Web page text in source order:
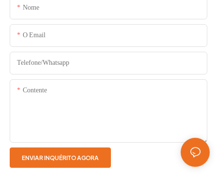
Nome
O Email
Telefone/whatsapp
Contente
ENVIAR INQUÉRITO AGORA